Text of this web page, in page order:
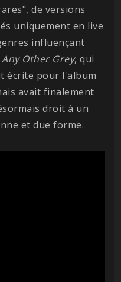
de versions
uniquement en live
influençant
Any Other Grey, qui
écrite pour l'album
avait finalement
droit à un
et due forme.